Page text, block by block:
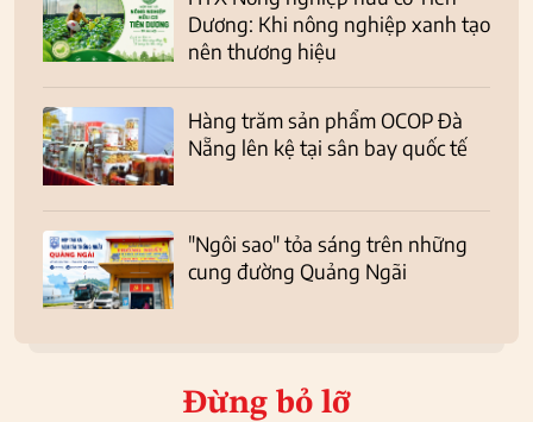
Dương: Khi nông nghiệp xanh tạo
nên thương hiệu
Hàng trăm sản phẩm OCOP Đà
Nẵng lên kệ tại sân bay quốc tế
"Ngôi sao" tỏa sáng trên những
cung đường Quảng Ngãi
Đừng bỏ lỡ